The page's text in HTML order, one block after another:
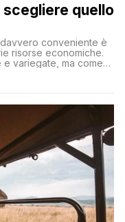
quello
conveniente è
risorse economiche.
variegate, ma come
esigenze senza